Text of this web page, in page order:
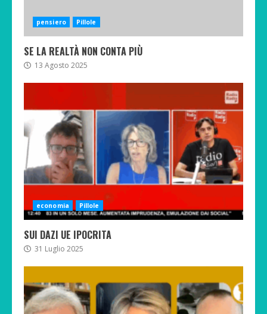
pensiero Pillole
SE LA REALTÀ NON CONTA PIÙ
13 Agosto 2025
economia Pillole
SUI DAZI UE IPOCRITA
31 Luglio 2025